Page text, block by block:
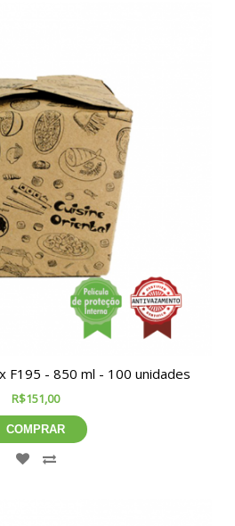
F195 - 850 ml - 100 unidades
R$151,00
COMPRAR